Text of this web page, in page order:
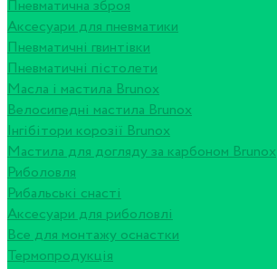
Пневматична зброя
Аксесуари для пневматики
Пневматичні гвинтівки
Пневматичні пістолети
Масла і мастила Brunox
Велосипедні мастила Brunox
Інгібітори корозії Brunox
Мастила для догляду за карбоном Brunox
Риболовля
Рибальські снасті
Аксесуари для риболовлі
Все для монтажу оснастки
Термопродукція